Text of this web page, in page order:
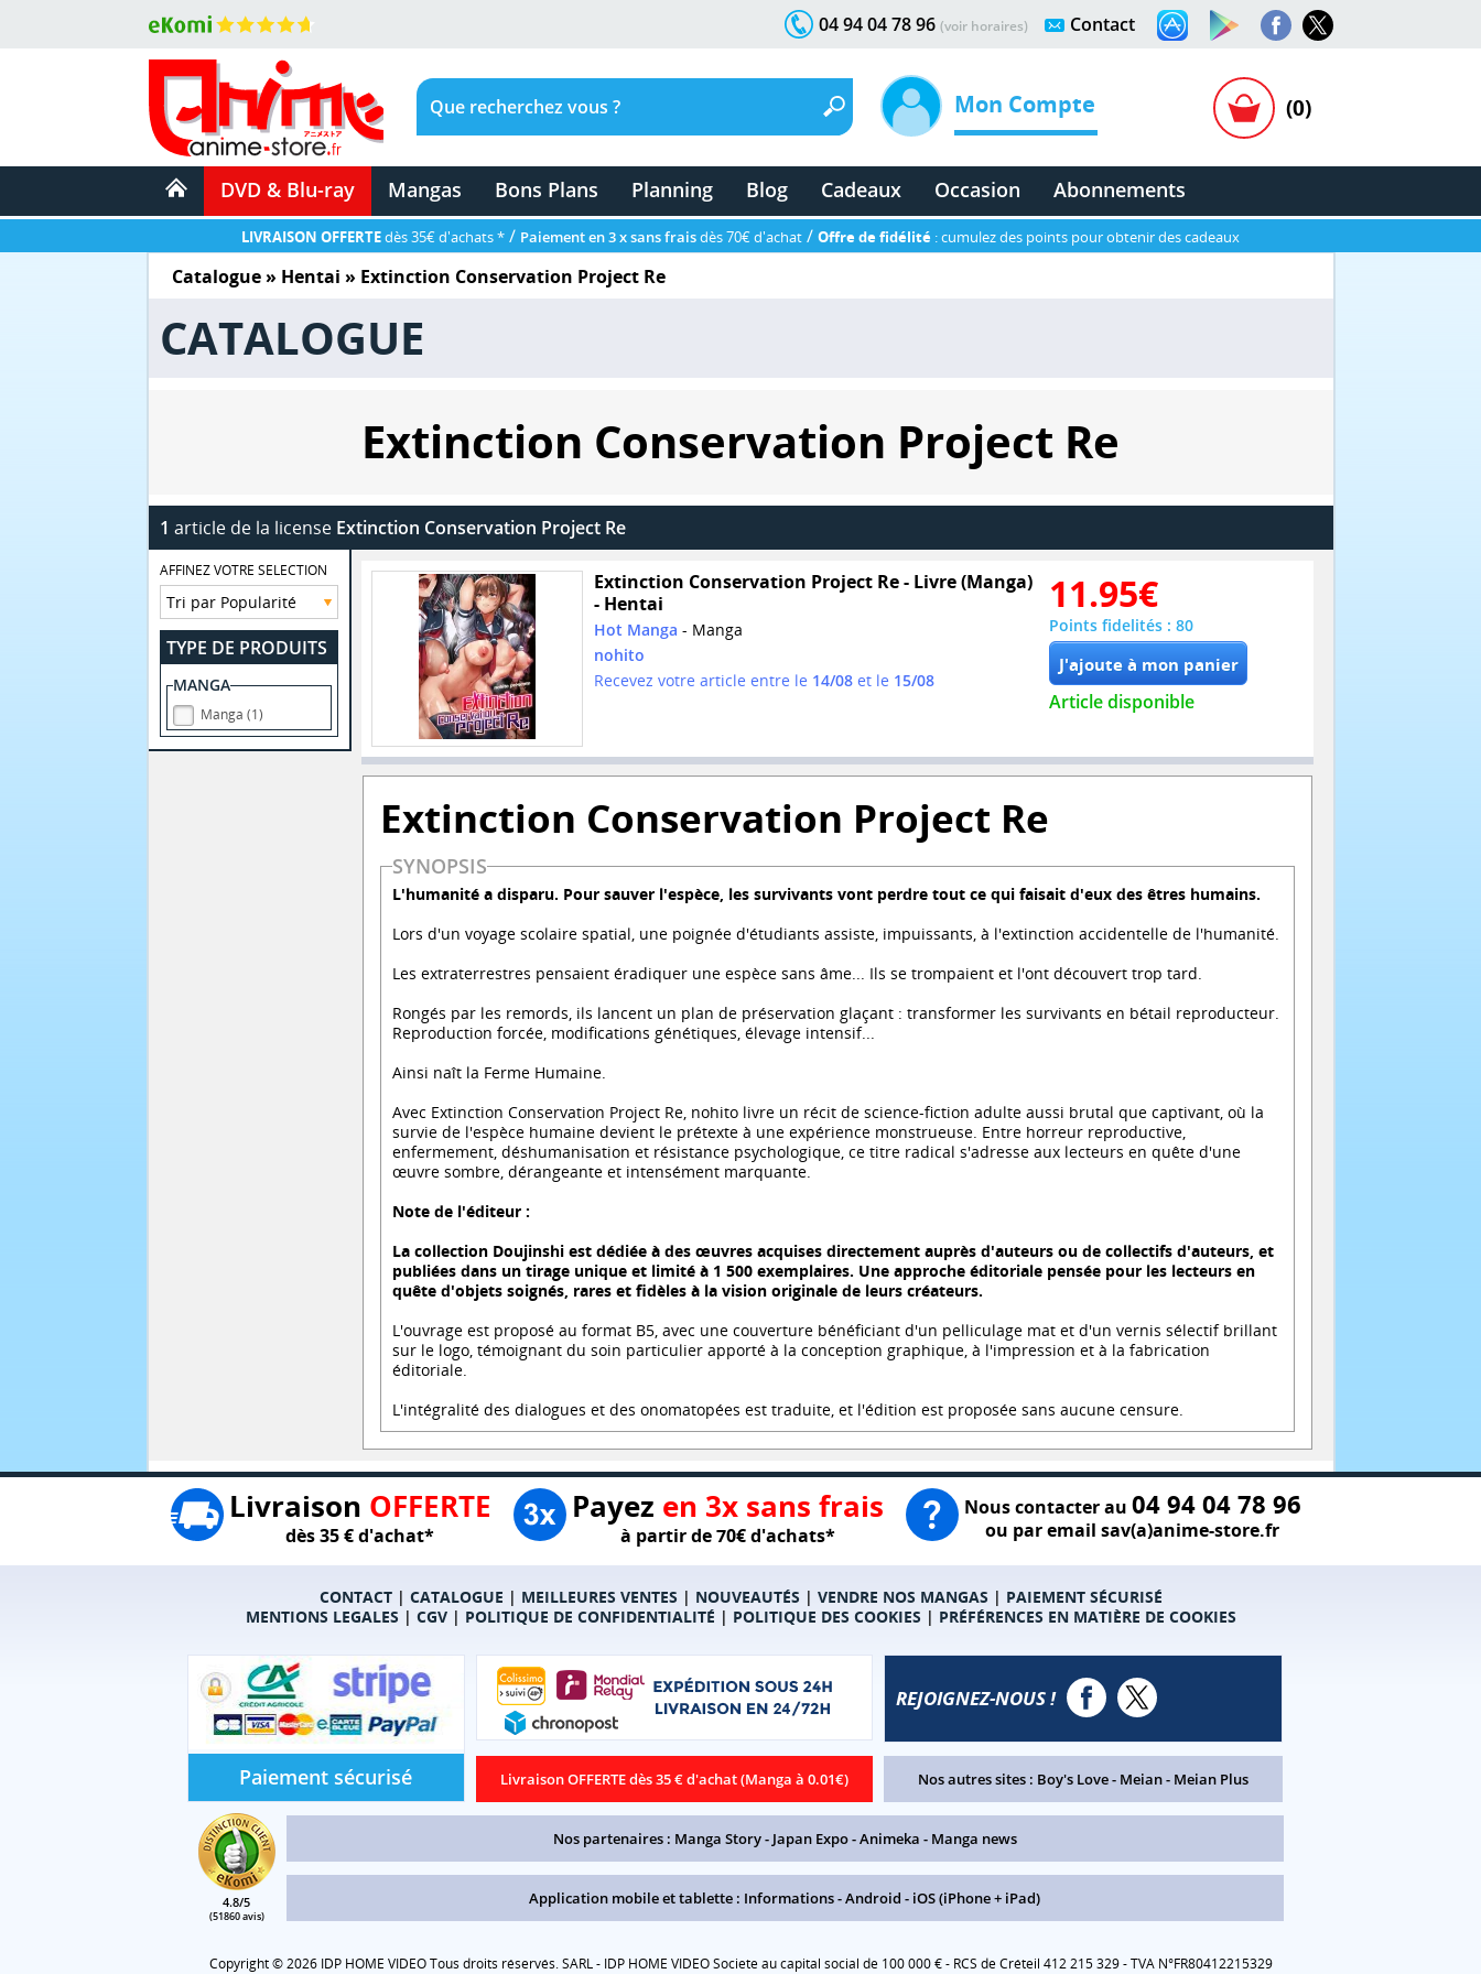
Contact
04 94 04 78 96 (voir horaires)
Mon Compte (0)
DVD & Blu-ray Mangas Bons Plans Planning Blog Cadeaux Occasion Abonnements
LIVRAISON OFFERTEdès 35€ d'achats * / Paiement en 3 x sans fraisdès 70€ d'achat / Offre de fidélité : cumulez des points pour obtenir des cadeaux
Catalogue» Hentai » Extinction Conservation Project Re
CATALOGUE
Extinction Conservation Project Re
1 article de la license Extinction Conservation Project Re
AFFINEZ VOTRE SELECTION
TYPE DE PRODUITS
MANGA
Manga (1)
Extinction Conservation Project Re - Livre (Manga)
- Hentai
Hot Manga - Manga
nohito
Recevez votre article entre le 14/08et le 15/08
11.95€
Points fidelités : 80
Article disponible
Extinction Conservation Project Re
SYNOPSIS
L'humanité a disparu. Pour sauver l'espèce, les survivants vont perdre tout ce qui faisait d'eux des êtres humains.
Lors d'un voyage scolaire spatial, une poignée d'étudiants assiste, impuissants, à l'extinction accidentelle de l'humanité.
Les extraterrestres pensaient éradiquer une espèce sans âme... Ils se trompaient et l'ont découvert trop tard.
Rongés par les remords, ils lancent un plan de préservation glaçant : transformer les survivants en bétail reproducteur.
Reproduction forcée, modifications génétiques, élevage intensif...
Ainsi naît la Ferme Humaine.
Avec Extinction Conservation Project Re, nohito livre un récit de science-fiction adulte aussi brutal que captivant, où la
survie de l'espèce humaine devient le prétexte à une expérience monstrueuse. Entre horreur reproductive,
enfermement, déshumanisation et résistance psychologique, ce titre radical s'adresse aux lecteurs en quête d'une
œuvre sombre, dérangeante et intensément marquante.
Note de l'éditeur :
La collection Doujinshi est dédiée à des œuvres acquises directement auprès d'auteurs ou de collectifs d'auteurs, et
publiées dans un tirage unique et limité à 1 500 exemplaires. Une approche éditoriale pensée pour les lecteurs en
quête d'objets soignés, rares et fidèles à la vision originale de leurs créateurs.
L'ouvrage est proposé au format B5, avec une couverture bénéficiant d'un pelliculage mat et d'un vernis sélectif brillant
sur le logo, témoignant du soin particulier apporté à la conception graphique, à l'impression et à la fabrication
éditoriale.
L'intégralité des dialogues et des onomatopées est traduite, et l'édition est proposée sans aucune censure.
Livraison OFFERTE
dès 35 € d'achat*
Payez en 3x sans frais
à partir de 70€ d'achats*
Nous contacter au 04 94 04 78 96
ou par email sav(a)anime-store.fr
CONTACT| CATALOGUE | MEILLEURES VENTES | NOUVEAUTÉS | VENDRE NOS MANGAS | PAIEMENT SÉCURISÉ
MENTIONS LEGALES | CGV| POLITIQUE DE CONFIDENTIALITÉ | POLITIQUE DES COOKIES | PRÉFÉRENCES EN MATIÈRE DE COOKIES
Paiement sécurisé Livraison OFFERTE dès 35 € d'achat (Manga à 0.01€)
REJOIGNEZ-NOUS !
Nos autres sites : Boy's Love- Meian- Meian Plus
4.8/5
(51860 avis)
Nos partenaires : Manga Story- Japan Expo-Animeka - Manga news
Application mobile et tablette : Informations-Android - iOS (iPhone + iPad)
Copyright © 2026 IDP HOME VIDEO Tous droits réservés. SARL - IDP HOME VIDEO Societe au capital social de 100 000 € - RCS de Créteil 412 215 329 - TVA N°FR80412215329